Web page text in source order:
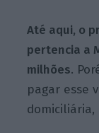
Até aqui, o
pertencia a
milhões.
pagar esse